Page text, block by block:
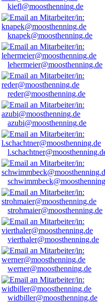
kiefl@moosthenning.de
knapek@moosthenning.de
lehermeier@moosthenning.de
reder@moosthenning.de
azubi@moosthenning.de
strohmaier@moosthenning.de
vierthaler@moosthenning.de
werner@moosthenning.de
widbiller@moosthenning.de